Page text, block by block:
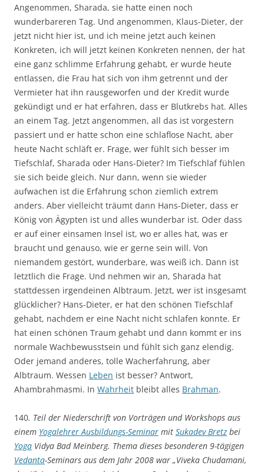
Angenommen, Sharada, sie hatte einen noch
wunderbareren Tag. Und angenommen, Klaus-Dieter, der
jetzt nicht hier ist, und ich meine jetzt auch keinen
Konkreten, ich will jetzt keinen Konkreten nennen, der hat
eine ganz schlimme Erfahrung gehabt, er wurde heute
entlassen, die Frau hat sich von ihm getrennt und der
Vermieter hat ihn rausgeworfen und der Kredit wurde
gekündigt und er hat erfahren, dass er Blutkrebs hat. Alles
an einem Tag. Jetzt angenommen, all das ist vorgestern
passiert und er hatte schon eine schlaflose Nacht, aber
heute Nacht schläft er. Frage, wer fühlt sich besser im
Tiefschlaf, Sharada oder Hans-Dieter? Im Tiefschlaf fühlen
sie sich beide gleich. Nur dann, wenn sie wieder
aufwachen ist die Erfahrung schon ziemlich extrem
anders. Aber vielleicht träumt dann Hans-Dieter, dass er
König von Ägypten ist und alles wunderbar ist. Oder dass
er auf einer einsamen Insel ist, wo er alles hat, was er
braucht und genauso, wie er gerne sein will. Von
niemandem gestört, wunderbare, was weiß ich. Dann ist
letztlich die Frage. Und nehmen wir an, Sharada hat
stattdessen irgendeinen Albtraum. Jetzt, wer ist insgesamt
glücklicher? Hans-Dieter, er hat den schönen Tiefschlaf
gehabt, nachdem er eine Nacht nicht schlafen konnte. Er
hat einen schönen Traum gehabt und dann kommt er ins
normale Wachbewusstsein und fühlt sich ganz elendig.
Oder jemand anderes, tolle Wacherfahrung, aber
Albtraum. Wessen Leben ist besser? Antwort,
Ahambrahmasmi. In Wahrheit bleibt alles Brahman.
140. Teil der Niederschrift von Vorträgen und Workshops aus
einem Yogalehrer Ausbildungs-Seminar mit Sukadev Bretz bei
Yoga Vidya Bad Meinberg. Thema dieses besonderen 9-tägigen
Vedanta-Seminars aus dem Jahr 2008 war „Viveka Chudamani,